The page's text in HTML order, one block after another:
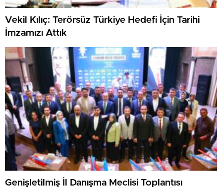
Vekil Kılıç: Terörsüz Türkiye Hedefi İçin Tarihi
İmzamızı Attık
Genişletilmiş İl Danışma Meclisi Toplantısı